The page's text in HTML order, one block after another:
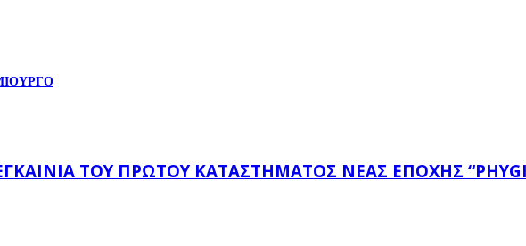
ΤΟΥ ΠΡΏΤΟΥ ΚΑΤΑΣΤΉΜΑΤΟΣ ΝΈΑΣ ΕΠΟΧΉΣ